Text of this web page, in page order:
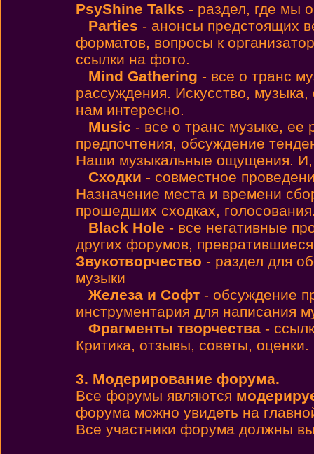
PsyShine Talks - раздел, где мы
Parties - анонсы предстоящих
форматов, вопросы к
ссылки на фото.
Mind Gathering - все о транс
рассуждения. Искусство,
нам интересно.
Music - все о транс музыке,
предпочтения, обсуждение
Наши музыкальные ощущения. И,
Сходки - совместное
Назначение места и времени
прошедших сходках,
Black Hole - все негативные
других форумов,
Звукотворчество - раздел для
музыки
Железа и Софт - обсуждение
инструментария для написания
Фрагменты творчества -
Критика, отзывы, советы, оценки.
3. Модерирование форума.
Все форумы являются
форума можно увидеть на
Все участники форума должны